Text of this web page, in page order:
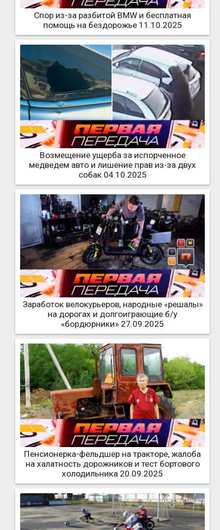
Спор из-за разбитой BMW и бесплатная
помощь на бездорожье 11.10.2025
Возмещение ущерба за испорченное
медведем авто и лишение прав из-за двух
собак 04.10.2025
Заработок велокурьеров, народные «решалы»
на дорогах и долгоиграющие б/у
«бордюрники» 27.09.2025
Пенсионерка-фельдшер на тракторе, жалоба
на халатность дорожников и тест бортового
холодильника 20.09.2025